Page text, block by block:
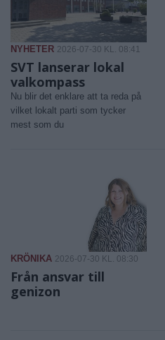
NYHETER 2026-07-30 KL. 08:41
SVT lanserar lokal
valkompass
Nu blir det enklare att ta reda på
vilket lokalt parti som tycker
mest som du
KRÖNIKA 2026-07-30 KL. 08:30
Från ansvar till
genizon